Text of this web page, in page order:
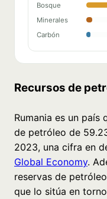
Bosque
Minerales
Carbón
Recursos de
Rumania es un país
de petróleo de
2023, una cifra en
Global Economy.
reservas de
que lo sitúa en